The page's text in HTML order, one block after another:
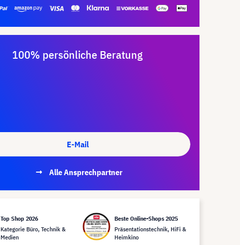
100% persönliche Beratung
E-Mail
Alle Ansprechpartner
Top Shop 2026
Kategorie Büro, Technik &
Medien
Beste Online-Shops 2025
Präsentationstechnik, HiFi &
Heimkino